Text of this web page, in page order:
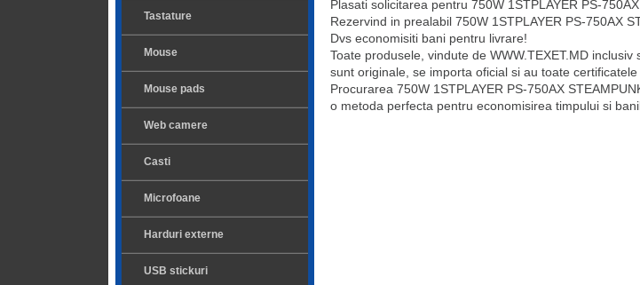
Tastature
Mouse
Mouse pads
Web camere
Casti
Microfoane
Harduri externe
USB stickuri
Plasati solicitarea pentru 750W 1STPLAYER PS-
Rezervind in prealabil 750W 1STPLAYER PS-750AX
Dvs economisiti bani pentru livrare!
Toate produsele, vindute de WWW.TEXET.MD
sunt originale, se importa oficial si au toate
Procurarea 750W 1STPLAYER PS-750AX
o metoda perfecta pentru economisirea timpului si